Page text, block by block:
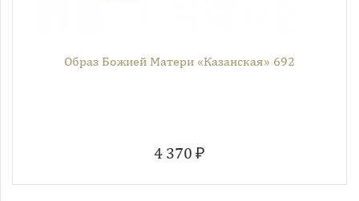
Образ Божией Матери «Казанская» 692
4 370 ₽